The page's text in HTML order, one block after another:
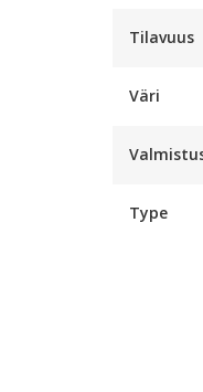
Tilavuus
Väri
Type